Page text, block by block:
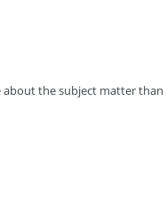
the subject matter than